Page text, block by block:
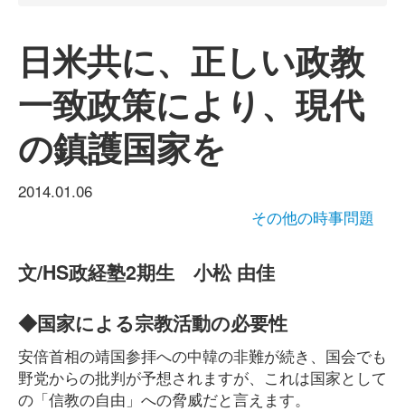
日米共に、正しい政教
一致政策により、現代
の鎮護国家を
2014.01.06
その他の時事問題
文/HS政経塾2期生 小松 由佳
◆国家による宗教活動の必要性
安倍首相の靖国参拝への中韓の非難が続き、国会でも
野党からの批判が予想されますが、これは国家として
の「信教の自由」への脅威だと言えます。